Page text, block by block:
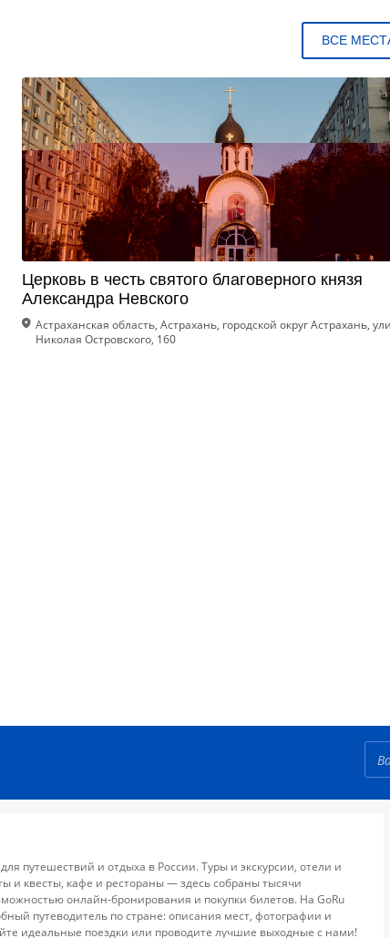
ВСЕ
Церковь в честь святого благоверного князя
Александра Невского
Астраханская область, Астрахань, городской округ Астрахань,
Николая Островского, 160
путешествий и отдыха в России. Туры и экскурсии, отели и
и квесты, кафе и рестораны — здесь собраны тысячи
онлайн-бронирования и покупки билетов. На GoRu
путеводитель по стране: описания мест, фотографии и
идеальные поездки или проводите лучшие выходные с нами!